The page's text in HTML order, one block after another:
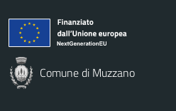
Comune di Muzzano